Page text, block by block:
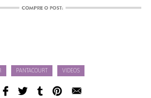
PANTACOURT VIDEOS